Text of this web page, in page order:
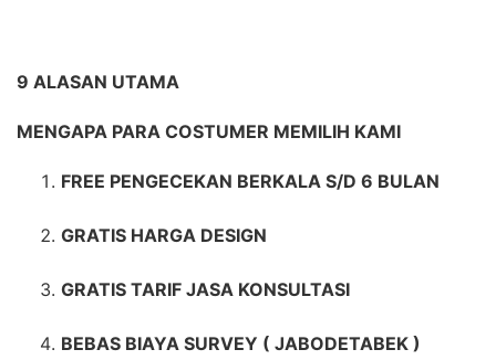
9 ALASAN UTAMA
MENGAPA PARA COSTUMER MEMILIH KAMI
FREE PENGECEKAN BERKALA S/D 6 BULAN
GRATIS HARGA DESIGN
GRATIS TARIF JASA KONSULTASI
BEBAS BIAYA SURVEY ( JABODETABEK )